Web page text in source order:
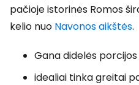
pačioje istorinės Romos
kelio nuo Navonos aikštės.
Gana didelės
idealiai tinka greitai